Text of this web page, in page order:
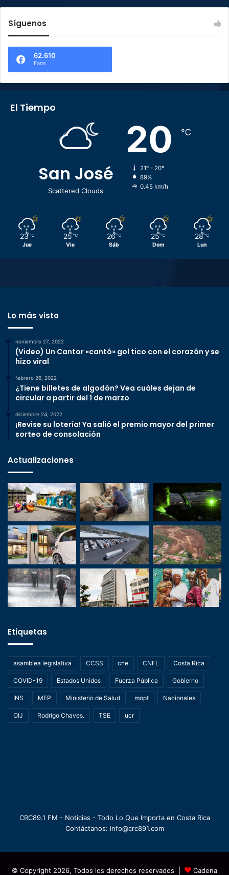
Síguenos
62.610
Fans
El Tiempo
San José
Scattered Clouds
20 ℃
21º - 20º
89%
0.45 km/h
23 ℃
Jue
25 ℃
Vie
26 ℃
Sáb
25 ℃
Dom
28 ℃
Lun
Lo más visto
noviembre 27, 2022
(Video) Un Cantor «cantó» gol tico con el corazón y se
hizo viral
febrero 26, 2022
¿Tiene billetes de algodón? Vea cuáles dejan de
circular a partir del 1 de marzo
diciembre 24, 2022
¡Revise su lotería! Ya salió el premio mayor del primer
sorteo de consolación
Actualizaciones
Etiquetas
asamblea legislativa CCSS cne CNFL Costa Rica
COVID-19 Estados Unidos Fuerza Pública Gobierno
INS MEP Ministerio de Salud mopt Nacionales
OIJ Rodrigo Chaves. TSE ucr
CRC89.1 FM - Noticias - Todo Lo Que Importa en Costa Rica
Contáctanos: info@crc891.com
© Copyright 2026, Todos los derechos reservados | Cadena